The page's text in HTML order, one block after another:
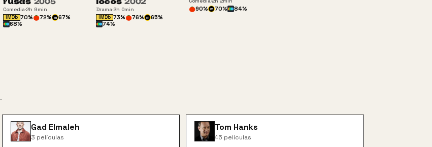
Comedia·2h 9min
IMDb 70% 72% m 67%
68%
Drama·2h 0min
IMDb 73% 76% m 65%
74%
90% m 70% 84%
.
Gad Elmaleh
3 películas
Tom Hanks
45 películas